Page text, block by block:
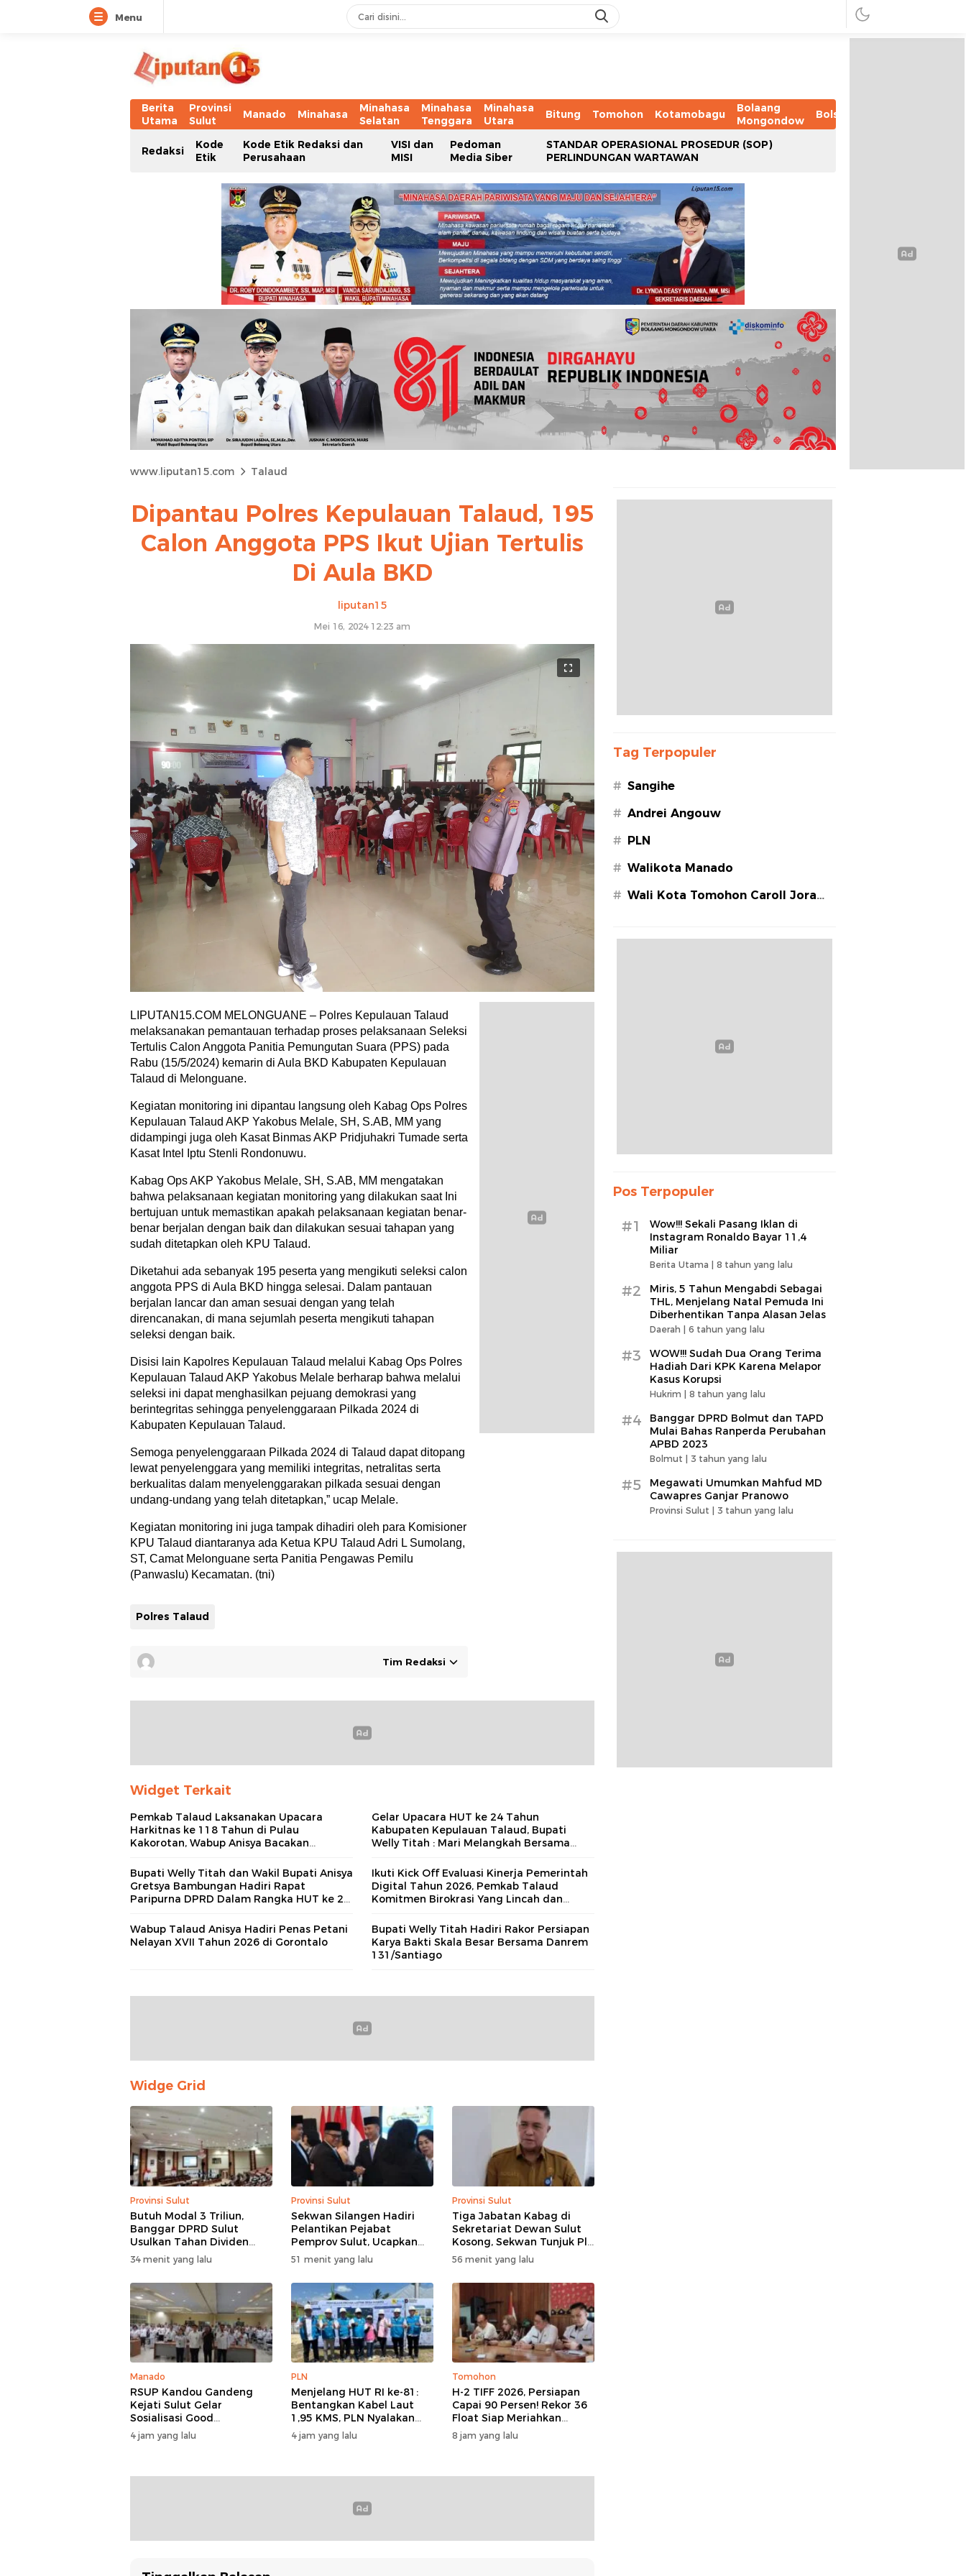
Menu
Berita
Utama
Provinsi
Sulut
Manado Minahasa
Minahasa
Selatan
Minahasa
Tenggara
Minahasa
Utara
Bitung Tomohon Kotamobagu
Bolaang
Mongondow
Bolsel
Redaksi
Kode
Etik
Kode Etik Redaksi dan
Perusahaan
VISI dan
MISI
Pedoman
Media Siber
STANDAR OPERASIONAL PROSEDUR (SOP)
PERLINDUNGAN WARTAWAN
www.liputan15.com Talaud
Dipantau Polres Kepulauan Talaud, 195
Calon Anggota PPS Ikut Ujian Tertulis
Di Aula BKD
liputan15
Mei 16, 2024 12:23 am
LIPUTAN15.COM MELONGUANE – Polres Kepulauan Talaud
melaksanakan pemantauan terhadap proses pelaksanaan Seleksi
Tertulis Calon Anggota Panitia Pemungutan Suara (PPS) pada
Rabu (15/5/2024) kemarin di Aula BKD Kabupaten Kepulauan
Talaud di Melonguane.
Kegiatan monitoring ini dipantau langsung oleh Kabag Ops Polres
Kepulauan Talaud AKP Yakobus Melale, SH, S.AB, MM yang
didampingi juga oleh Kasat Binmas AKP Pridjuhakri Tumade serta
Kasat Intel Iptu Stenli Rondonuwu.
Kabag Ops AKP Yakobus Melale, SH, S.AB, MM mengatakan
bahwa pelaksanaan kegiatan monitoring yang dilakukan saat Ini
bertujuan untuk memastikan apakah pelaksanaan kegiatan benar-
benar berjalan dengan baik dan dilakukan sesuai tahapan yang
sudah ditetapkan oleh KPU Talaud.
Diketahui ada sebanyak 195 peserta yang mengikuti seleksi calon
anggota PPS di Aula BKD hingga selesai. Dalam pantauan
berjalan lancar dan aman sesuai dengan yang telah
direncanakan, di mana sejumlah peserta mengikuti tahapan
seleksi dengan baik.
Disisi lain Kapolres Kepulauan Talaud melalui Kabag Ops Polres
Kepulauan Talaud AKP Yakobus Melale berharap bahwa melalui
seleksi ini dapat menghasilkan pejuang demokrasi yang
berintegritas sehingga penyelenggaraan Pilkada 2024 di
Kabupaten Kepulauan Talaud.
Semoga penyelenggaraan Pilkada 2024 di Talaud dapat ditopang
lewat penyelenggara yang memiliki integritas, netralitas serta
berkualitas dalam menyelenggarakan pilkada sesuai dengan
undang-undang yang telah ditetapkan,” ucap Melale.
Kegiatan monitoring ini juga tampak dihadiri oleh para Komisioner
KPU Talaud diantaranya ada Ketua KPU Talaud Adri L Sumolang,
ST, Camat Melonguane serta Panitia Pengawas Pemilu
(Panwaslu) Kecamatan. (tni)
Polres Talaud
Tim Redaksi
Widget Terkait
Pemkab Talaud Laksanakan Upacara
Harkitnas ke 118 Tahun di Pulau
Kakorotan, Wabup Anisya Bacakan
Gelar Upacara HUT ke 24 Tahun
Kabupaten Kepulauan Talaud, Bupati
Welly Titah : Mari Melangkah Bersama
Bupati Welly Titah dan Wakil Bupati Anisya
Gretsya Bambungan Hadiri Rapat
Paripurna DPRD Dalam Rangka HUT ke 24
Ikuti Kick Off Evaluasi Kinerja Pemerintah
Digital Tahun 2026, Pemkab Talaud
Komitmen Birokrasi Yang Lincah dan
Wabup Talaud Anisya Hadiri Penas Petani
Nelayan XVII Tahun 2026 di Gorontalo
Bupati Welly Titah Hadiri Rakor Persiapan
Karya Bakti Skala Besar Bersama Danrem
131/Santiago
Widge Grid
Provinsi Sulut
Butuh Modal 3 Triliun,
Banggar DPRD Sulut
Usulkan Tahan Dividen
Rp79 Miliar untuk Perkuat
34 menit yang lalu
Provinsi Sulut
Sekwan Silangen Hadiri
Pelantikan Pejabat
Pemprov Sulut, Ucapkan
Selamat kepada Jahja
Rondonuwu
51 menit yang lalu
Provinsi Sulut
Tiga Jabatan Kabag di
Sekretariat Dewan Sulut
Kosong, Sekwan Tunjuk Plh
setelah Konsultasi ke BKD
56 menit yang lalu
Manado
RSUP Kandou Gandeng
Kejati Sulut Gelar
Sosialisasi Good
Governance Digital,
Kejaksaan Tegaskan
4 jam yang lalu
PLN
Menjelang HUT RI ke-81:
Bentangkan Kabel Laut
1,95 KMS, PLN Nyalakan
Listrik Perdana di Pulau
Dudepo dan Tuntaskan
4 jam yang lalu
Tomohon
H-2 TIFF 2026, Persiapan
Capai 90 Persen! Rekor 36
Float Siap Meriahkan
Parade Bunga, Kursi VIP
Ludes Terjual
8 jam yang lalu
Tag Terpopuler
# Sangihe
# Andrei Angouw
# PLN
# Walikota Manado
# Wali Kota Tomohon Caroll Joram
Pos Terpopuler
#1
Wow!!! Sekali Pasang Iklan di
Instagram Ronaldo Bayar 11,4
Miliar
Berita Utama | 8 tahun yang lalu
#2
Miris, 5 Tahun Mengabdi Sebagai
THL, Menjelang Natal Pemuda Ini
Diberhentikan Tanpa Alasan Jelas
Daerah | 6 tahun yang lalu
#3
WOW!!! Sudah Dua Orang Terima
Hadiah Dari KPK Karena Melapor
Kasus Korupsi
Hukrim | 8 tahun yang lalu
#4
Banggar DPRD Bolmut dan TAPD
Mulai Bahas Ranperda Perubahan
APBD 2023
Bolmut | 3 tahun yang lalu
#5
Megawati Umumkan Mahfud MD
Cawapres Ganjar Pranowo
Provinsi Sulut | 3 tahun yang lalu